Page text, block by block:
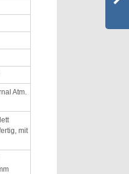
Atm.
mit